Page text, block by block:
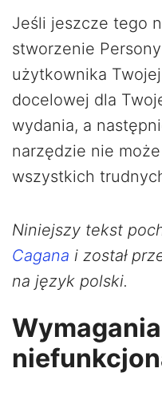
Jeśli jeszcze tego
stworzenie
użytkownika
docelowej dla
wydania, a
narzędzie nie
wszystkich
Niniejszy tekst
Cagana i został
na język polski.
Wymagania